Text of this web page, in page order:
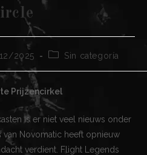
2025
Categoría
entrada:
Sin categoría
Prijzencirkel
is er niet veel nieuws onder
Novomatic heeft opnieuw
verdient. Flight Legends